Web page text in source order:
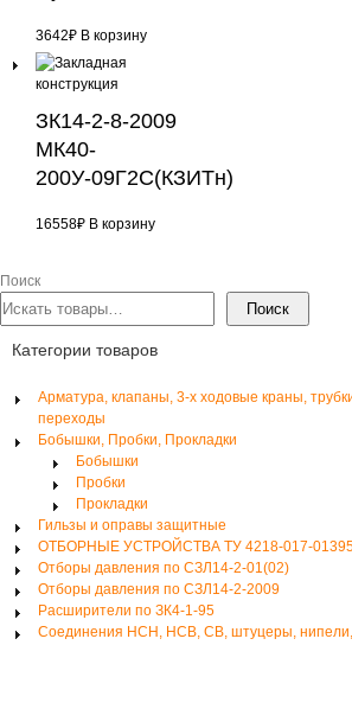
3642₽ В корзину
ЗК14-2-8-2009
МК40-
200У-09Г2С(КЗИТн)
16558₽ В корзину
Поиск
Поиск
Категории товаров
Арматура, клапаны, 3-х ходовые краны,
переходы
Бобышки, Пробки, Прокладки
Бобышки
Пробки
Прокладки
Гильзы и оправы защитные
ОТБОРНЫЕ УСТРОЙСТВА ТУ 4218-017-
Отборы давления по СЗЛ14-2-01(02)
Отборы давления по СЗЛ14-2-2009
Расширители по ЗК4-1-95
Соединения НСН, НСВ, СВ, штуцеры, нипели,